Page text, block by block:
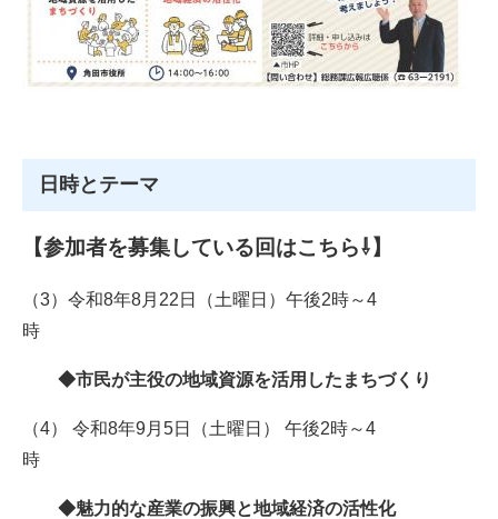
日時とテーマ
【参加者を募集している回はこちら⇩】
（3）令和8年8月22日（土曜日）午後2時～4
時
◆市民が主役の地域資源を活用したまちづくり
（4） 令和8年9月5日（土曜日） 午後2時～4
時
◆魅力的な産業の振興と地域経済の活性化